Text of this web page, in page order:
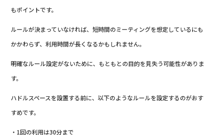
もポイントです。
ルールが決まっていなければ、短時間のミーティングを想定しているにも
かかわらず、利用時間が長くなるかもしれません。
明確なルール設定がないために、もともとの目的を見失う可能性がありま
す。
ハドルスペースを設置する前に、以下のようなルールを設定するのがおす
すめです。
・1回の利用は30分まで